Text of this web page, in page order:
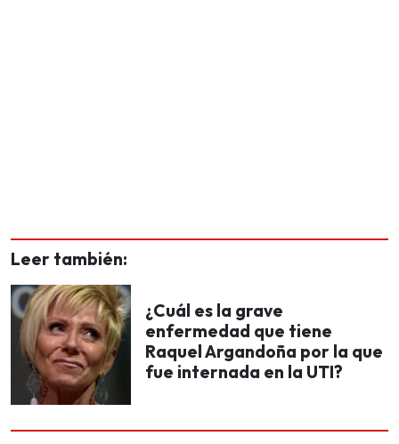
Leer también:
¿Cuál es la grave
enfermedad que tiene
Raquel Argandoña por la que
fue internada en la UTI?